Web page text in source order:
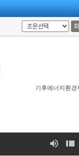
기후에너지환